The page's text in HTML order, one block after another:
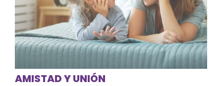
AMISTAD Y UNIÓN